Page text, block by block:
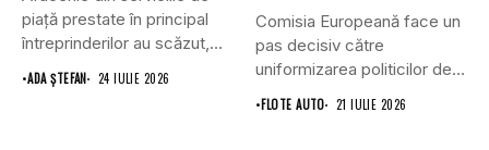
piaţă prestate în principal
întreprinderilor au scăzut,
în...
•ADA ȘTEFAN 24 IULIE 2026
Comisia Europeană face un
pas decisiv către
uniformizarea politicilor de
transport prin...
•FLOTE AUTO 21 IULIE 2026